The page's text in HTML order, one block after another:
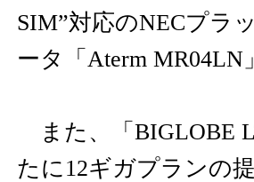
SIM”対応のNECプラ
ータ「Aterm
また、「BIGLOBE
たに12ギガプランの